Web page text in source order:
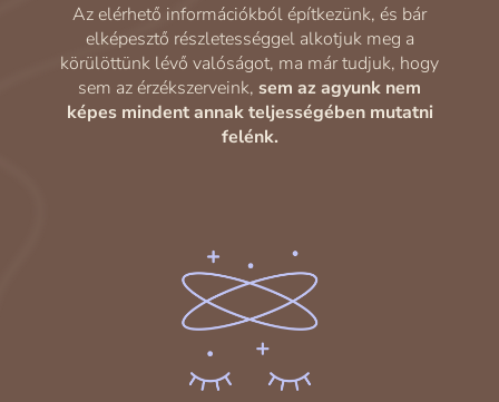
Az elérhető információkból építkezünk, és bár
elképesztő részletességgel alkotjuk meg a
körülöttünk lévő valóságot, ma már tudjuk, hogy
sem az érzékszerveink, sem az agyunk nem
képes mindent annak teljességében mutatni
felénk.